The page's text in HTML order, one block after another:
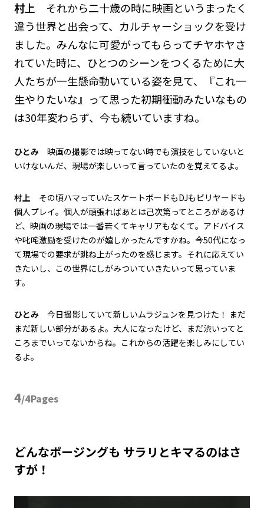
村上 それから二十歳の時に映画というまったく
違う世界と出会って、カルチャーショックを受け
ました。みんなに可愛がってもらってチヤホヤさ
れていた時に、ひとつのシーンをつくるために大
人たちが一生懸命動いている姿を見て、『これ一
生やりたいな』って思った初期衝動みたいなもの
は30年変わらず、今も続いていますね。
ひとみ映画の撮影では映ってない時でも演技をしていないと
いけないんだ、現場が楽しいって言っていたのを覚えてるよ。
村上 その頃ハマっていたスケートボードもDJもビリヤードも
個人プレイ。個人が頑張ればあとは己次第ってところがあるけ
ど、映画の現場では一番若くてキャリアもなくて。アドバイス
や叱咤激励を受けたのが嬉しかったんですかね。今50代になっ
て現場での要求が跳ね上がったのを感じます。それに応えてい
きたいし、この世界にしがみついていきたいって思っていま
す。
ひとみ今日撮影していて新しいムラジュンを見つけた！ まだ
まだ新しい部分があるよ。大人になったけど、まだ渋いってと
ころまでいってないからね。これからの活躍を楽しみにしてい
るよ。
4/4Pages
どんなポージングも サラリとキマるのはさ
すが！